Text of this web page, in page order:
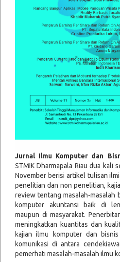
Jurnal Ilmu Komputer dan
STMIK Dharmapala Riau dua kali
November berisi artikel tulisan
penelitian dan non penelitian,
review tentang masalah-masalah
komputer akuntansi baik di
maupun di masyarakat.
meningkatkan kuantitas dan
kajian ilmu komputer dan
komunikasi di antara
pemerhati masalah-masalah ilmu